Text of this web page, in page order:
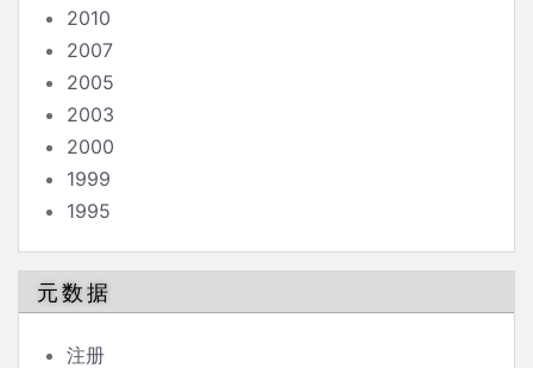
2010
2007
2005
2003
2000
1999
1995
元数据
注册